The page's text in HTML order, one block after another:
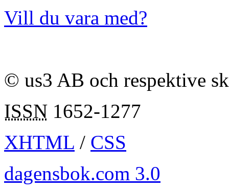
Vill du vara med?
© us3 AB och respektive
ISSN 1652-1277
XHTML / CSS
dagensbok.com 3.0